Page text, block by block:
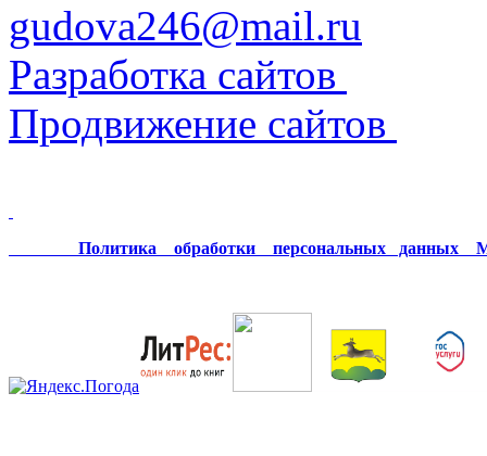
gudova246@mail.ru
Разработка сайтов
Продвижение сайтов
Политика обработки персональных данных